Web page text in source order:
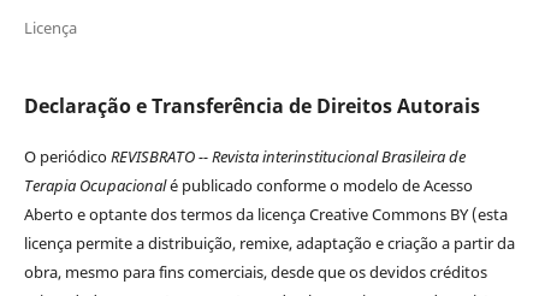
Licença
Declaração e Transferência de Direitos Autorais
O periódicoREVISBRATO -- Revista interinstitucional Brasileira de
Terapia Ocupacionalé publicado conforme o modelo de Acesso
Aberto e optante dos termos da licença Creative Commons BY (esta
licença permite a distribuição, remixe, adaptação e criação a partir da
obra, mesmo para fins comerciais, desde que os devidos créditos